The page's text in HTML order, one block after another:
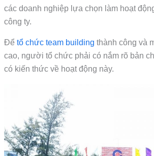
các doanh nghiệp lựa chọn làm hoạt
công ty.
Đểtổ chức team building thành công và
cao, người tổ chức phải có nắm rõ bản
có kiến thức về hoạt động này.